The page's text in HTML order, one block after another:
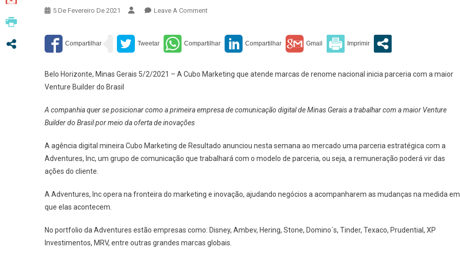
5 De Fevereiro De 2021 Leave A CommentOn
Digital
Cubo
Horizonte
Parceria
Belo Horizonte, Minas Gerais 5/2/2021 – A Cubo Marketing que atende marcas de renome nacional inicia parceria com a maior
Venture Builder do Brasil
A companhia quer se posicionar como a primeira empresa de comunicação digital de Minas Gerais a trabalhar com a maior Venture
Builder do Brasil por meio da oferta de inovações
A agência digital mineira Cubo Marketing de Resultado anunciou nesta semana ao mercado uma parceria estratégica com a
Adventures, Inc, um grupo de comunicação que trabalhará com o modelo de parceria, ou seja, a remuneração poderá vir das
ações do cliente.
A Adventures, Inc opera na fronteira do marketing e inovação, ajudando negócios a acompanharem as mudanças na medida em
que elas acontecem.
No portfolio da Adventures estão empresas como: Disney, Ambev, Hering, Stone, Domino´s, Tinder, Texaco, Prudential, XP
Investimentos, MRV, entre outras grandes marcas globais.